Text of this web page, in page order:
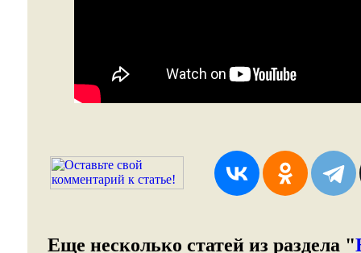
Еще несколько статей из раздела "